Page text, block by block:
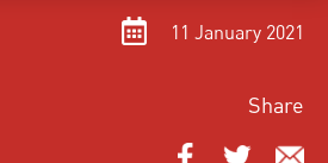
11 January 2021
Share